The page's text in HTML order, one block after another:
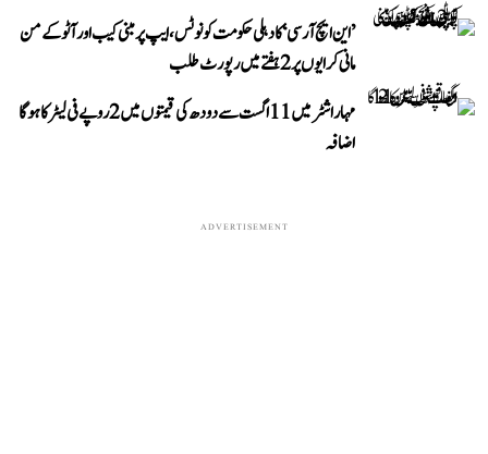
’این ایچ آر سی‘ کا دہلی حکومت کو نوٹس، ایپ پر مبنی کیب اور آٹو کے من
مانی کرایوں پر 2 ہفتے میں رپورٹ طلب
مہاراشٹر میں 11 اگست سے دودھ کی قیمتوں میں 2 روپے فی لیٹر کا ہوگا
اضافہ
ADVERTISEMENT